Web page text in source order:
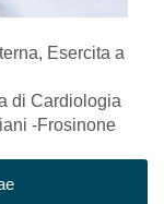
Esercita a
di Cardiologia
-Frosinone